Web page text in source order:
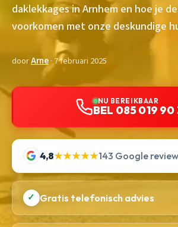
daklekkages in Arnhem en hoe je
voorkomen met onze deskundige
doorArne· 7 februari 2025
NU BEREIKBAAR
BEL 085 019 90
4,8★★★★★143 Google
✓ Gratis telefonisch advies